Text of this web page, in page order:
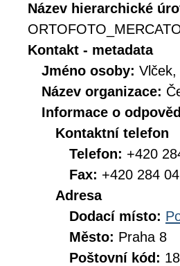
Název hierarchické
Kontakt - metadata
Jméno osoby: Vlček,
Název organizace:
Informace o
Kontaktní telefon
Telefon: +420
Fax: +420 284
Adresa
Dodací místo:
Město: Praha 8
Poštovní kód: